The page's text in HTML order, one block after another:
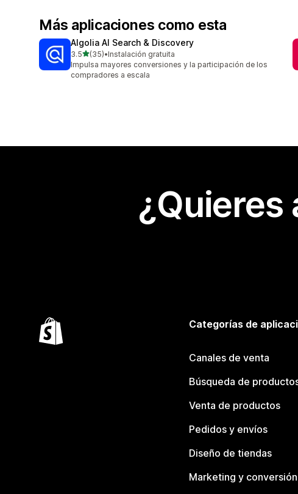
Más aplicaciones como esta
Algolia AI Search & Discovery
3.5de 5 estrellas
(35)
35 reseñas en total
•Instalación gratuita
Impulsa mayores conversiones y la participación de los
compradores a escala
¿Quieres
Categorías de
Canales de venta
Búsqueda de
Venta de productos
Pedidos y envíos
Diseño de tiendas
Marketing y conversión